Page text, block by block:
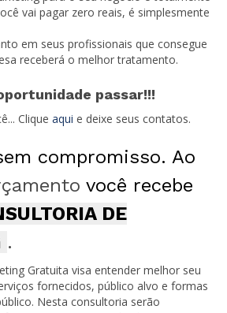
vai pagar zero reais, é simplesmente
em seus profissionais que consegue
receberá o melhor tratamento.
passar!!!
Clique aqui e deixe seus contatos.
compromisso. Ao
você recebe
DE
.
Gratuita visa entender melhor seu
fornecidos, público alvo e formas
Nesta consultoria serão